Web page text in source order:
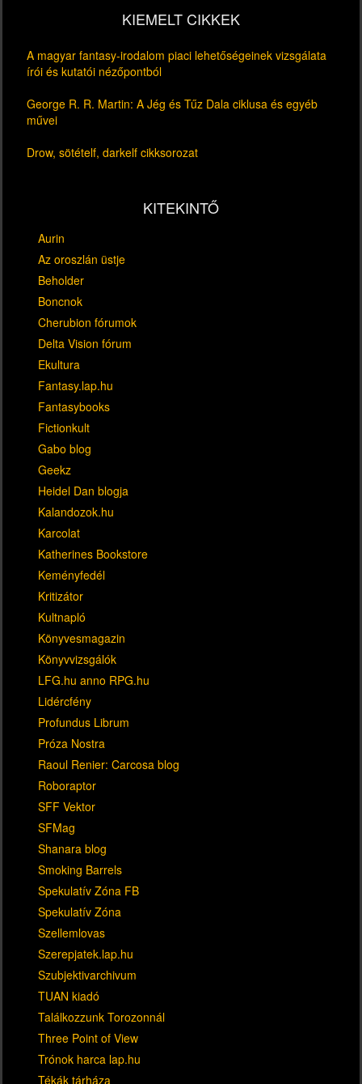
KIEMELT CIKKEK
A magyar fantasy-irodalom piaci lehetőségeinek vizsgálata
írói és kutatói nézőpontból
George R. R. Martin: A Jég és Tűz Dala ciklusa és egyéb
művei
Drow, sötételf, darkelf cikksorozat
KITEKINTŐ
Aurin
Az oroszlán üstje
Beholder
Boncnok
Cherubion fórumok
Delta Vision fórum
Ekultura
Fantasy.lap.hu
Fantasybooks
Fictionkult
Gabo blog
Geekz
Heidel Dan blogja
Kalandozok.hu
Karcolat
Katherines Bookstore
Keményfedél
Kritizátor
Kultnapló
Könyvesmagazin
Könyvvizsgálók
LFG.hu anno RPG.hu
Lidércfény
Profundus Librum
Próza Nostra
Raoul Renier: Carcosa blog
Roboraptor
SFF Vektor
SFMag
Shanara blog
Smoking Barrels
Spekulatív Zóna FB
Spekulatív Zóna
Szellemlovas
Szerepjatek.lap.hu
Szubjektivarchivum
TUAN kiadó
Találkozzunk Torozonnál
Three Point of View
Trónok harca lap.hu
Tékák tárháza